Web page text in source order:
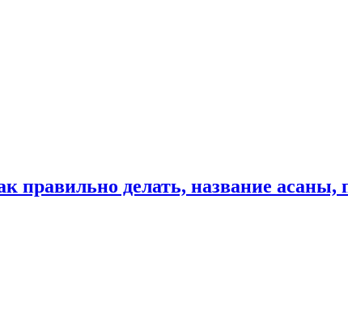
правильно делать, название асаны,